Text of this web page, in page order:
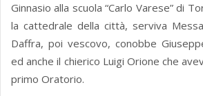
Ginnasio alla scuola “Carlo Varese” di
la cattedrale della città, serviva
Daffra, poi vescovo, conobbe
ed anche il chierico Luigi Orione che
primo Oratorio.